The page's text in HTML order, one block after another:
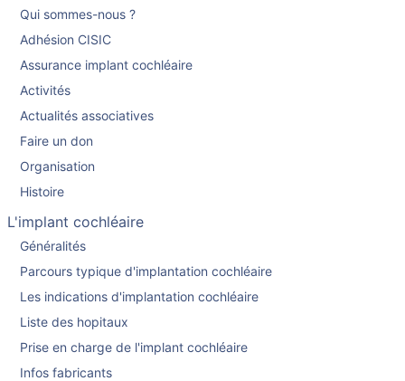
Qui sommes-nous ?
Adhésion CISIC
Assurance implant cochléaire
Activités
Actualités associatives
Faire un don
Organisation
Histoire
L'implant cochléaire
Généralités
Parcours typique d'implantation cochléaire
Les indications d'implantation cochléaire
Liste des hopitaux
Prise en charge de l'implant cochléaire
Infos fabricants